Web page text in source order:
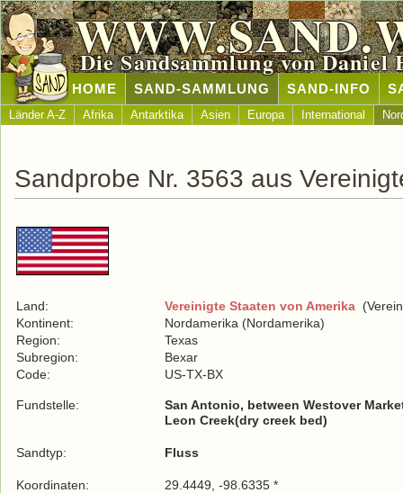
Die Sandsammlung von Daniel
HOME SAND-SAMMLUNG SAND-INFO
Länder A-Z Afrika Antarktika Asien Europa International
Sandprobe Nr. 3563 aus
Land: Vereinigte Staaten von Amerika
Kontinent:
Nordamerika (Nordamerika)
Region:
Texas
Subregion:
Bexar
Code:
US-TX-BX
Fundstelle:
San Antonio, between Westover
Leon Creek(dry creek bed)
Sandtyp: Fluss
Koordinaten:
29.4449, -98.6335 *